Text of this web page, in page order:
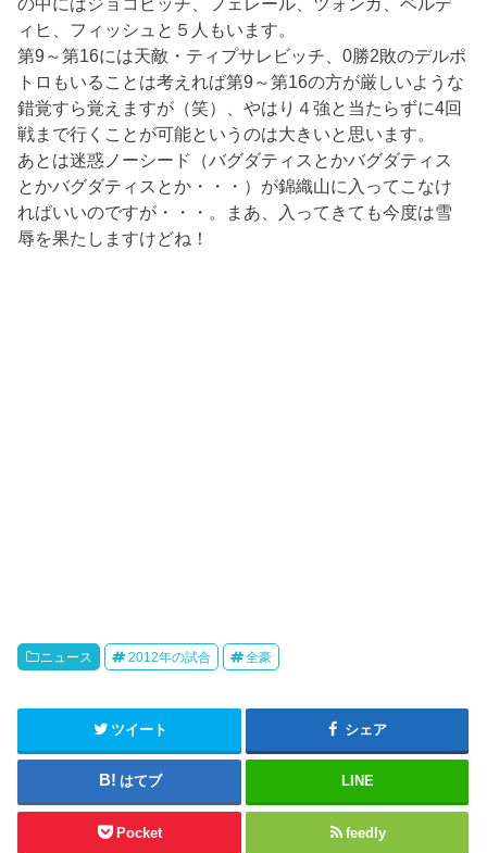
ィヒ、フィッシュと５人もいます。
第9～第16には天敵・ティプサレビッチ、0勝2敗のデルポ
トロもいることは考えれば第9～第16の方が厳しいような
錯覚すら覚えますが（笑）、やはり４強と当たらずに4回
戦まで行くことが可能というのは大きいと思います。
あとは迷惑ノーシード（バグダティスとかバグダティス
とかバグダティスとか・・・）が錦織山に入ってこなけ
ればいいのですが・・・。まあ、入ってきても今度は雪
辱を果たしますけどね！
ニュース 2012年の試合 全豪
ツイート シェア
はてブ LINE
Pocket feedly